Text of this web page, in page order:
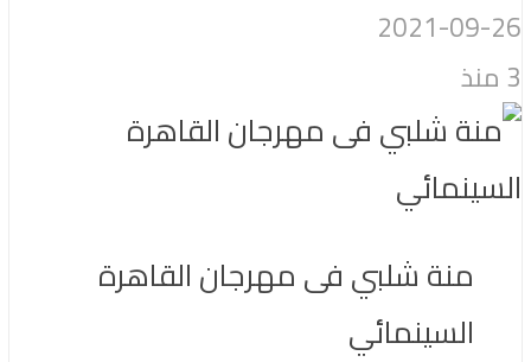
2021-09-26
3 منذ
منة شلبي فى مهرجان القاهرة
السينمائي